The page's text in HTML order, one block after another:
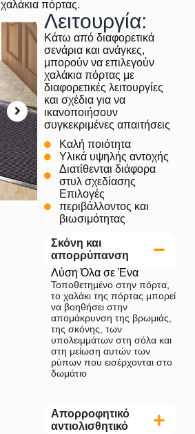
χαλάκια πόρτας.
Λειτουργία:
Κάτω από διαφορετικά
σενάρια και ανάγκες,
μπορούν να επιλεγούν
χαλάκια πόρτας με
διαφορετικές λειτουργίες
και σχέδια για να
ικανοποιήσουν
συγκεκριμένες απαιτήσεις
Καλή ποιότητα
Υλικά υψηλής αντοχής
Διατίθενται διάφορα
στυλ σχεδίασης
Επιλογές
περιβάλλοντος και
βιωσιμότητας
Σκόνη και
απορρύπανση
Λύση Όλα σε Ένα
Τοποθετημένο στην πόρτα,
το χαλάκι της πόρτας μπορεί
να βοηθήσει στην
απομάκρυνση της βρωμιάς,
της σκόνης, των
υπολειμμάτων στη σόλα και
στη μείωση αυτών των
ρύπων που εισέρχονται στο
δωμάτιο
Απορροφητικό
αντιολισθητικό